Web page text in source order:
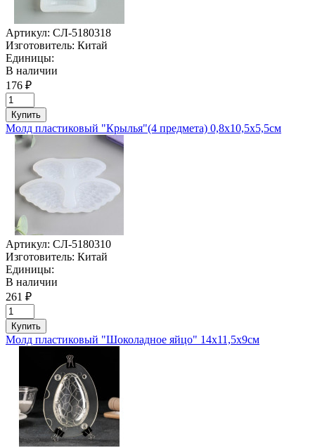
Артикул: СЛ-5180318
Изготовитель: Китай
Единицы:
В наличии
176 ₽
Купить
Молд пластиковый "Крылья"(4 предмета) 0,8х10,5х5,5см
Артикул: СЛ-5180310
Изготовитель: Китай
Единицы:
В наличии
261 ₽
Купить
Молд пластиковый "Шоколадное яйцо" 14х11,5х9см